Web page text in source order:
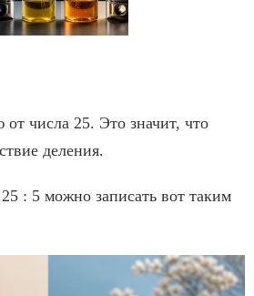
числа 25. Это значит, что
деления.
: 5 можно записать вот таким